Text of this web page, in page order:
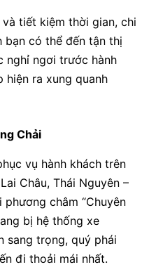
tiết kiệm thời gian, chi
bạn có thể đến tận thị
nghỉ ngơi trước hành
hiện ra xung quanh
Chải
vụ​ hành​ khác​h trên
Châu, Thái Nguyên –
phư​ơ​ng châ​m “Chuyê​n
bị hệ thống xe
sang trọng, quý phái
đi thoải mái nhất.